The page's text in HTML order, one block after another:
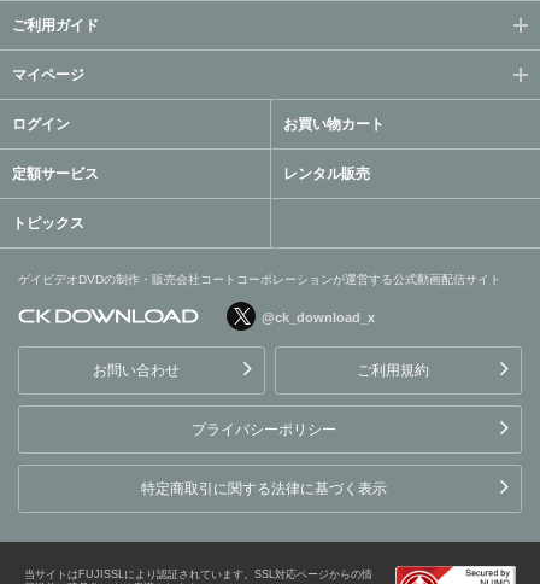
ご利用ガイド
マイページ
ログイン お買い物カート
定額サービス レンタル販売
トピックス
ゲイビデオDVDの制作・販売会社コートコーポレーションが運営する公式動画配信サイト
ョンが運営する公式動画配
信サイト
@ck_download_x
お問い合わせ ご利用規約
プライバシーポリシー
特定商取引に関する法律に基づく表示
当サイトはFUJISSLにより認証されています。SSL対応ページからの情